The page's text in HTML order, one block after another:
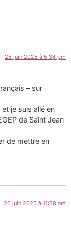
25 juin 2025 à 5:34 pm
– sur
je suis allé en
de Saint Jean
de mettre en
26 juin 2025 à 11:58 am